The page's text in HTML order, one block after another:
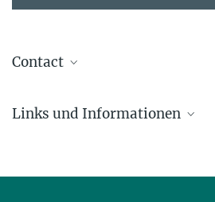
Contact
Externes
Institut für Biologie
Links und Informationen